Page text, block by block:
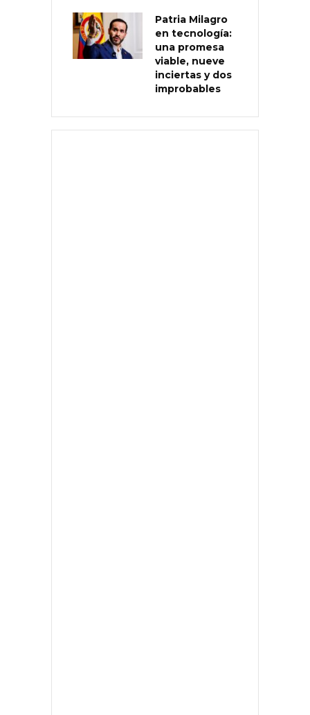
Patria Milagro
en tecnología:
una promesa
viable, nueve
inciertas y dos
improbables